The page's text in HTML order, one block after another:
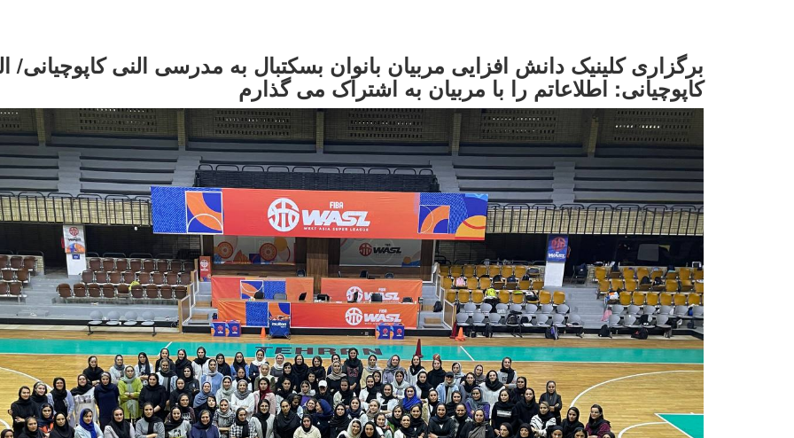
برگزاری کلینیک دانش افزایی مربیان بانوان بسکتبال به مدرسی النی کاپوچیانی/
کاپوچیانی: اطلاعاتم را با مربیان به اشتراک می گذارم